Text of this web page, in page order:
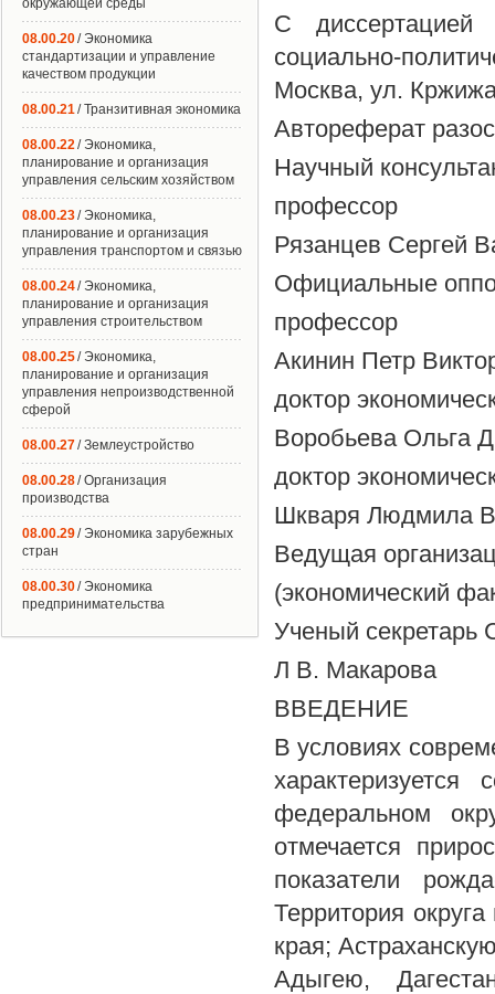
С диссертацией
социально-
Москва, ул.
Автореферат
Научный
профессор
Рязанцев Сергей
Официальные
профессор
Акинин Петр
доктор
Воробьева Ольга
доктор
Шкваря Людмила
Ведущая
(экономический
Ученый секретарь
Л В. Макарова
ВВЕДЕНИЕ
В условиях
федеральном
отмечается
показатели
Территория
края;
Адыгею,
окружающей среды
08.00.20/ Экономика
стандартизации и управление
качеством продукции
08.00.21/ Транзитивная экономика
08.00.22/ Экономика,
планирование и организация
управления сельским хозяйством
08.00.23/ Экономика,
планирование и организация
управления транспортом и связью
08.00.24/ Экономика,
планирование и организация
управления строительством
08.00.25/ Экономика,
планирование и организация
управления непроизводственной
сферой
08.00.27/ Землеустройство
08.00.28/ Организация
производства
08.00.29/ Экономика зарубежных
стран
08.00.30/ Экономика
предпринимательства